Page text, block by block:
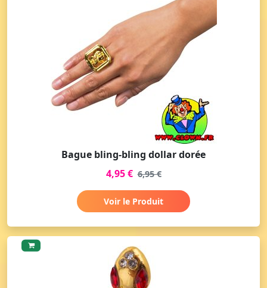
Bague bling-bling dollar dorée
4,95 € 6,95 €
Voir le Produit